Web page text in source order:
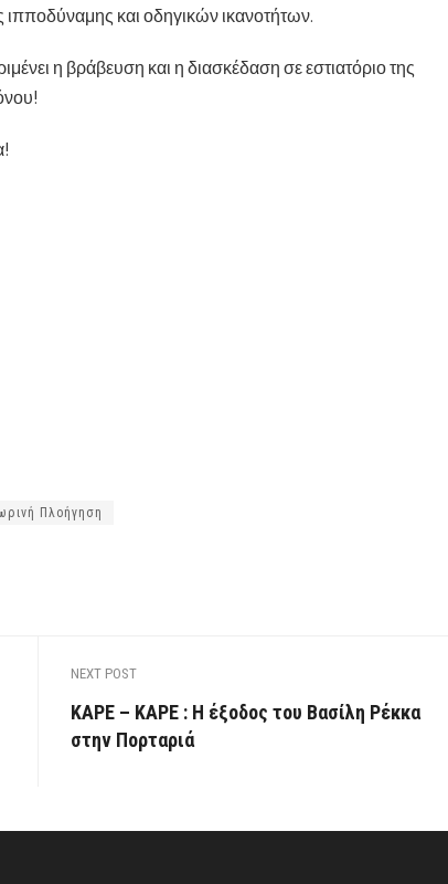
ιπποδύναμης και οδηγικών ικανοτήτων.
η βράβευση και η διασκέδαση σε εστιατόριο της
Πλοήγηση
NEXT POST
ΚΑΡΕ – ΚΑΡΕ : Η έξοδος του Βασίλη Ρέκκα
στην Πορταριά